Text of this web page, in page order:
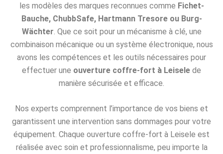
les modèles des marques reconnues comme Fichet-
Bauche, ChubbSafe, Hartmann Tresore ou Burg-
Wächter . Que ce soit pour un mécanisme à clé, une
combinaison mécanique ou un système électronique, nous
avons les compétences et les outils nécessaires pour
effectuer une ouverture coffre-fort à Leisele de
manière sécurisée et efficace.
Nos experts comprennent l’importance de vos biens et
garantissent une intervention sans dommages pour votre
équipement. Chaque ouverture coffre-fort à Leisele est
réalisée avec soin et professionnalisme, peu importe la